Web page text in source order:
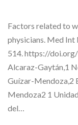
Factors related to
physicians. Med
514. https://
Alcaraz-Gaytán,1
Guízar-Mendoza,2
Mendoza2 1
del…